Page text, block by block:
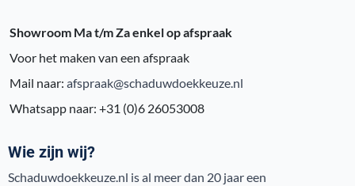
Showroom Ma t/m Za enkel op afspraak
Voor het maken van een afspraak
Mail naar: afspraak@schaduwdoekkeuze.nl
Whatsapp naar: +31 (0)6 26053008
Wie zijn wij?
Schaduwdoekkeuze.nl is al meer dan 20 jaar een